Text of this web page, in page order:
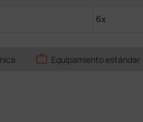
6x
work Equipamiento estándar